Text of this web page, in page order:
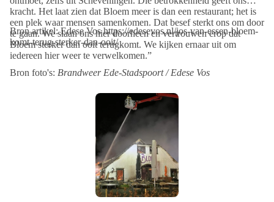
kracht. Het laat zien dat Bloem meer is dan een restaurant; het is
een plek waar mensen samenkomen. Dat besef sterkt ons om door
te gaan. We slaan ons hier doorheen en vertrouwen erop dat
Bloem sterker dan ooit terugkomt. We kijken ernaar uit om
iedereen hier weer te verwelkomen.”
Bron artikel: Edese Vos https://edesevos.nl/jos-van-essen-bloem-
komt-terug-sterker-dan-ooit/
Bron foto's: Brandweer Ede-Stadspoort / Edese Vos